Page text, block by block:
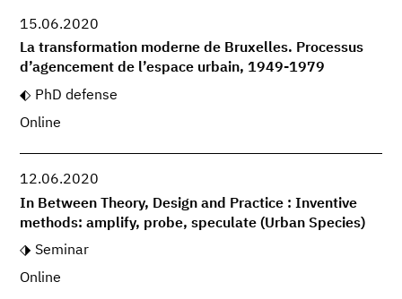
15.06.2020
La transformation moderne de Bruxelles. Processus
d’agencement de l’espace urbain, 1949-1979
PhD defense
Online
12.06.2020
In Between Theory, Design and Practice : Inventive
methods: amplify, probe, speculate (Urban Species)
Seminar
Online